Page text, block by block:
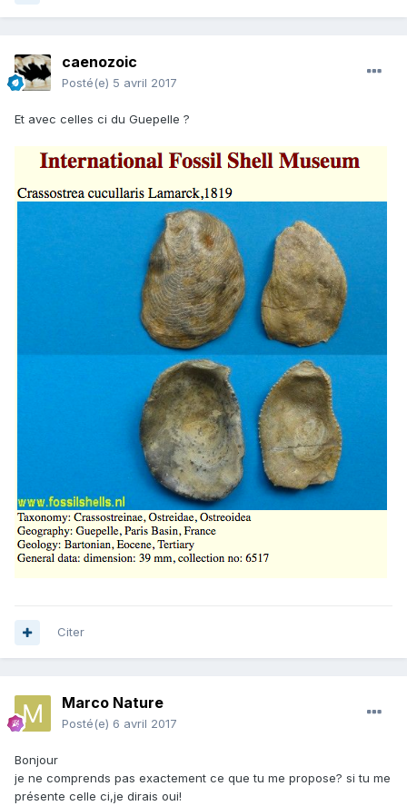
caenozoic
Posté(e) 5 avril 2017
Et avec celles ci du Guepelle ?
Citer
Marco Nature
Posté(e) 6 avril 2017
Bonjour
je ne comprends pas exactement ce que tu me propose? si tu me
présente celle ci,je dirais oui!